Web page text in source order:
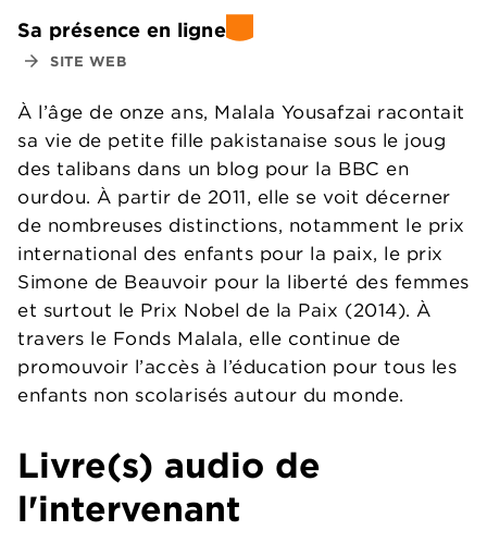
À l’âge de onze ans, Malala Yousafzai racontait
sa vie de petite fille pakistanaise sous le joug
des talibans dans un blog pour la BBC en
ourdou. À partir de 2011, elle se voit décerner
de nombreuses distinctions, notamment le prix
international des enfants pour la paix, le prix
Simone de Beauvoir pour la liberté des femmes
et surtout le Prix Nobel de la Paix (2014). À
travers le Fonds Malala, elle continue de
promouvoir l’accès à l’éducation pour tous les
enfants non scolarisés autour du monde.
Sa présence en ligne
arrow_forward SITE WEB
Livre(s) audio de
l'intervenant